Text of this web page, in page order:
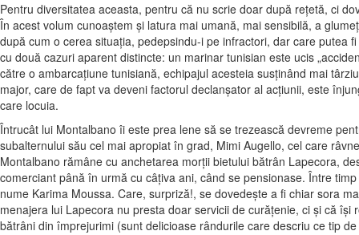
Pentru diversitatea aceasta, pentru că nu scrie doar după reţetă, ci
În acest volum cunoaştem şi latura mai umană, mai sensibilă, a
după cum o cerea situaţia, pedepsindu-i pe infractori, dar care putea
cu două cazuri aparent distincte: un marinar tunisian este ucis
către o ambarcaţiune tunisiană, echipajul acesteia susţinând mai
major, care de fapt va deveni factorul declanşator al acţiunii, este
care locuia.
Întrucât lui Montalbano îi este prea lene să se trezească devreme
subalternului său cel mai apropiat în grad, Mimi Augello, cel care
Montalbano rămâne cu anchetarea morţii bietului bătrân Lapecora,
comerciant până în urmă cu câţiva ani, când se pensionase. Între
nume Karima Moussa. Care, surpriză!, se dovedeşte a fi chiar sora
menajera lui Lapecora nu presta doar servicii de curăţenie, ci şi că
bătrâni din împrejurimi (sunt delicioase rândurile care descriu ce tip